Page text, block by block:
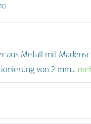
aus Metall mit
von 2 mm...